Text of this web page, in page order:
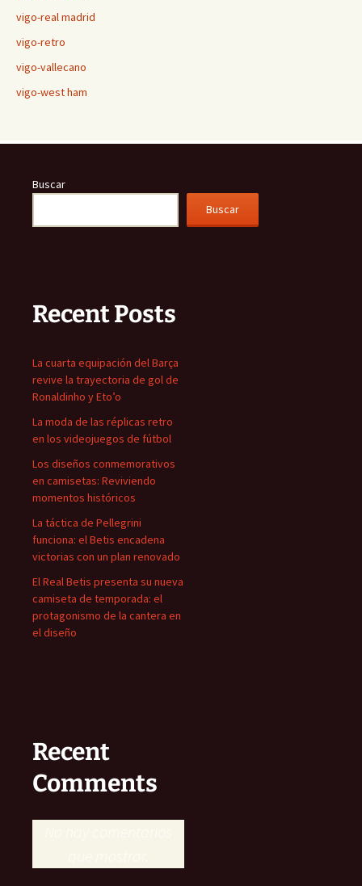
vigo-real madrid
vigo-retro
vigo-vallecano
vigo-west ham
Buscar
Buscar
Recent Posts
La cuarta equipación del Barça
revive la trayectoria de gol de
Ronaldinho y Eto’o
La moda de las réplicas retro
en los videojuegos de fútbol
Los diseños conmemorativos
en camisetas: Reviviendo
momentos históricos
La táctica de Pellegrini
funciona: el Betis encadena
victorias con un plan renovado
El Real Betis presenta su nueva
camiseta de temporada: el
protagonismo de la cantera en
el diseño
Recent
Comments